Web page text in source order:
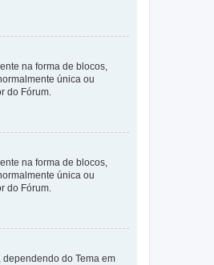
na forma de blocos,
única ou
do Fórum.
na forma de blocos,
única ou
do Fórum.
do Tema em